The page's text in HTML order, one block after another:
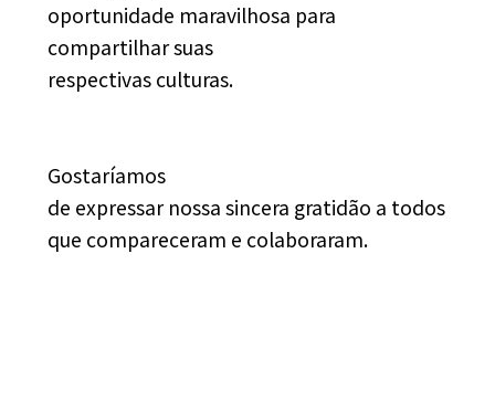
oportunidade maravilhosa para
compartilhar suas
respectivas culturas.
Gostaríamos
de expressar nossa sincera gratidão a todos
que compareceram e colaboraram.